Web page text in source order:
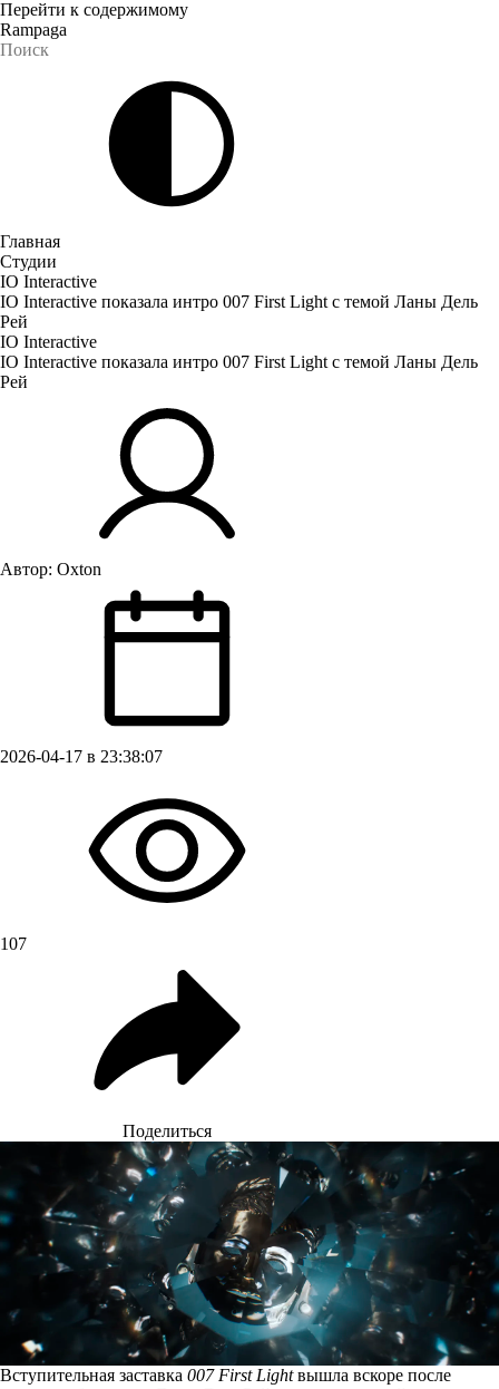
Перейти к содержимому
Rampaga
Главная
Студии
IO Interactive
IO Interactive показала интро 007 First Light с темой Ланы Дель
Рей
IO Interactive
IO Interactive показала интро 007 First Light с темой Ланы Дель
Рей
Автор: Oxton
2026-04-17 в 23:38:07
107
Поделиться
Вступительная заставка 007 First Lightвышла вскоре после